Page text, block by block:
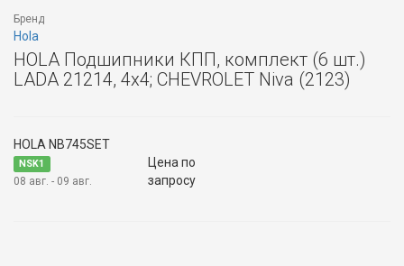
Бренд
Hola
HOLA Подшипники КПП, комплект (6 шт.)
LADA 21214, 4x4; CHEVROLET Niva (2123)
HOLA NB745SET
NSK1
08 авг. - 09 авг.
Цена по
запросу